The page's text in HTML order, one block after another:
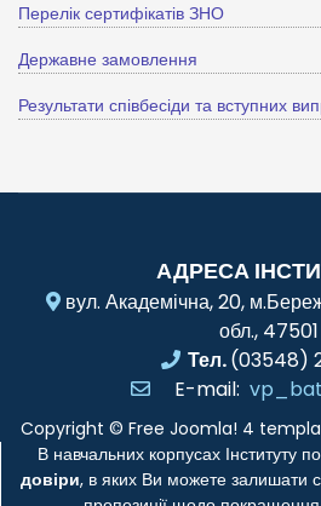
Перелік сертифікатів ЗНО
Державне замовлення
Результати співбесіди та вступних
АДРЕСА
вул. Академічна, 20,
обл., 47501
Тел.(03548)
E-mail:
Copyright © Free Joomla! 4
В навчальних корпусах Інституту
довіри, в яких Ви можете залишати